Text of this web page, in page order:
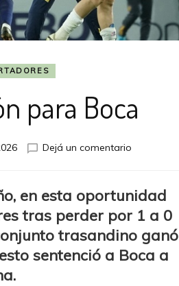
para Boca
Dejá un comentarioen
frustración
para
Boca
en esta oportunidad
tras perder por 1 a 0
trasandino ganó
sentenció a Boca a